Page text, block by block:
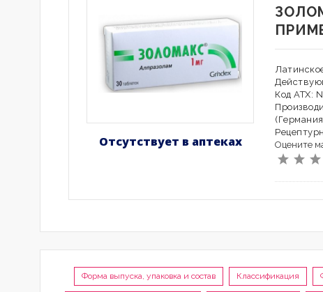
Отсутствует в аптеках
Код АТХ:
Оцените
Форма выпуска, упаковка и состав Классификация